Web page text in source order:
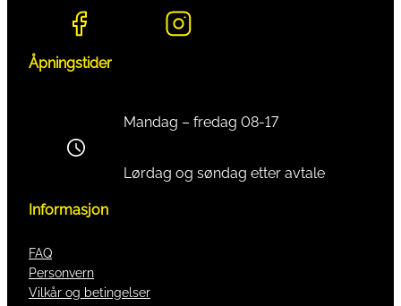
Åpningstider
Mandag – fredag 08-17
Lørdag og søndag etter avtale
Informasjon
FAQ
Personvern
Vilkår og betingelser